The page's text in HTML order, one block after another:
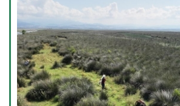
Devamını Oku ->